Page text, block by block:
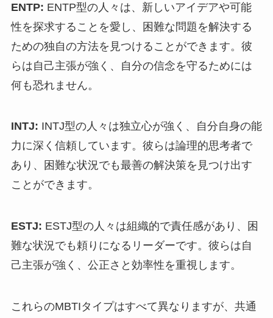
ENTP: ENTP型の人々は、新しいアイデアや可能
性を探求することを愛し、困難な問題を解決する
ための独自の方法を見つけることができます。彼
らは自己主張が強く、自分の信念を守るためには
何も恐れません。
INTJ: INTJ型の人々は独立心が強く、自分自身の能
力に深く信頼しています。彼らは論理的思考者で
あり、困難な状況でも最善の解決策を見つけ出す
ことができます。
ESTJ: ESTJ型の人々は組織的で責任感があり、困
難な状況でも頼りになるリーダーです。彼らは自
己主張が強く、公正さと効率性を重視します。
これらのMBTIタイプはすべて異なりますが、共通